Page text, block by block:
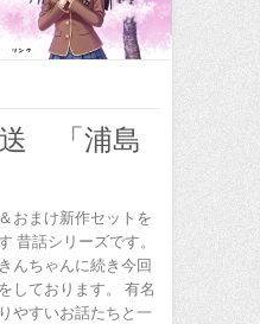
送 「浦島
まけ新作セットを
昔話シリーズです。
んちゃんに続き今回
しております。 有名
やすいお話たちと一